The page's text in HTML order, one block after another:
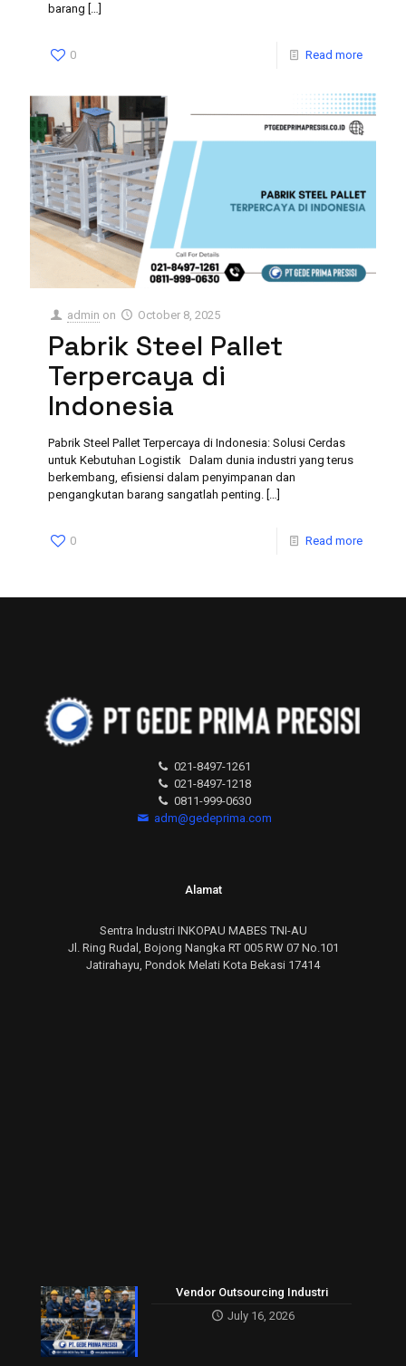
barang […]
0 Read more
admin on October 8, 2025
Pabrik Steel Pallet
Terpercaya di
Indonesia
Pabrik Steel Pallet Terpercaya di Indonesia: Solusi Cerdas
untuk Kebutuhan Logistik Dalam dunia industri yang terus
berkembang, efisiensi dalam penyimpanan dan
pengangkutan barang sangatlah penting. […]
0 Read more
021-8497-1261
021-8497-1218
0811-999-0630
adm@gedeprima.com
Alamat
Sentra Industri INKOPAU MABES TNI-AU
Jl. Ring Rudal, Bojong Nangka RT 005 RW 07 No.101
Jatirahayu, Pondok Melati Kota Bekasi 17414
Vendor Outsourcing Industri
July 16, 2026